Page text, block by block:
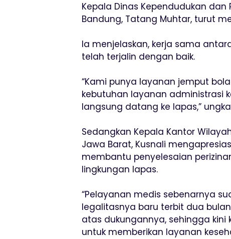
Kepala Dinas Kependudukan
Bandung, Tatang Muhtar, turut
Ia menjelaskan, kerja sama
telah terjalin dengan baik.
“Kami punya layanan jemput
kebutuhan layanan administrasi
langsung datang ke lapas,”
Sedangkan Kepala Kantor
Jawa Barat, Kusnali
membantu penyelesaian
lingkungan lapas.
“Pelayanan medis sebenarnya
legalitasnya baru terbit dua
atas dukungannya, sehingga
untuk memberikan layanan